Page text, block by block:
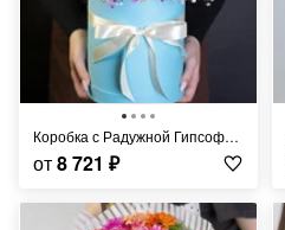
Коробка с Радужной Гипсофилой
от8 721 ₽